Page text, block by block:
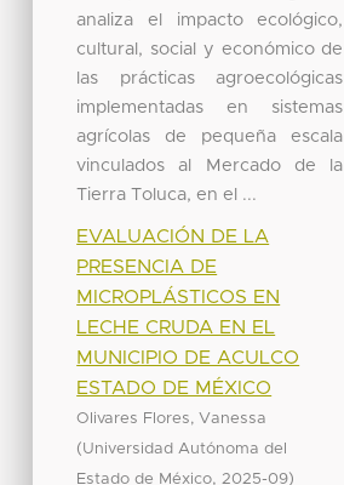
analiza el impacto ecológico,
cultural, social y económico de
las prácticas agroecológicas
implementadas en sistemas
agrícolas de pequeña escala
vinculados al Mercado de la
Tierra Toluca, en el ...
EVALUACIÓN DE LA
PRESENCIA DE
MICROPLÁSTICOS EN
LECHE CRUDA EN EL
MUNICIPIO DE ACULCO
ESTADO DE MÉXICO
Olivares Flores, Vanessa
(Universidad Autónoma del
Estado de México, 2025-09)